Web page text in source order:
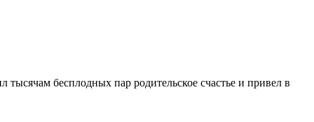
бесплодных пар родительское счастье и привел в